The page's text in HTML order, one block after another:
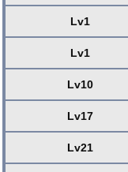
Lv1
Lv1
Lv10
Lv17
Lv21